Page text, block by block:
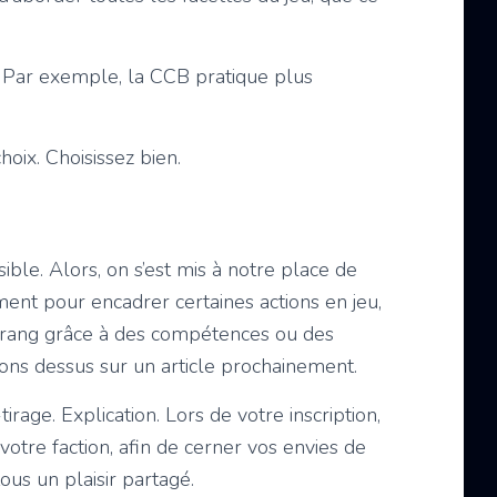
exemple, la CCB pratique plus
Choisissez bien.
Alors, on s’est mis à notre place de
pour encadrer certaines actions en jeu,
grâce à des compétences ou des
dessus sur un article prochainement.
Explication. Lors de votre inscription,
faction, afin de cerner vos envies de
un plaisir partagé.